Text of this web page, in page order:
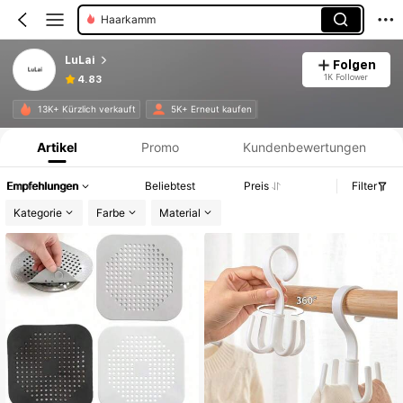
Haarkamm
LuLai
4.83
Folgen
1K Follower
13K+ Kürzlich verkauft 5K+ Erneut kaufen
Produktinformation: Preisangabe, Verkaufs- und Lagerbestandsdetails.
Artikel Promo Kundenbewertungen
Empfehlungen Beliebtest Preis
Filter
Kategorie
Farbe Material